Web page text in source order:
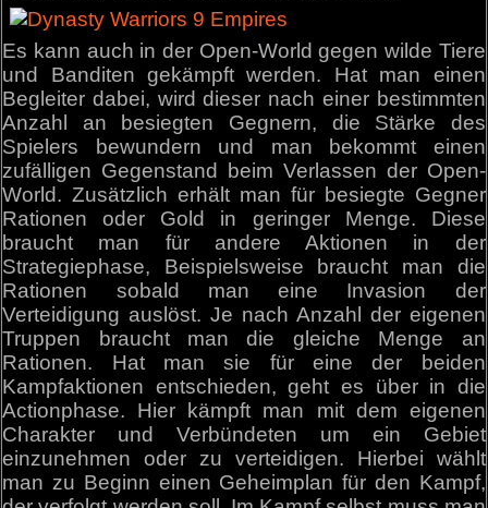
Es kann auch in der Open-World gegen wilde Tiere
und Banditen gekämpft werden. Hat man einen
Begleiter dabei, wird dieser nach einer bestimmten
Anzahl an besiegten Gegnern, die Stärke des
Spielers bewundern und man bekommt einen
zufälligen Gegenstand beim Verlassen der Open-
World. Zusätzlich erhält man für besiegte Gegner
Rationen oder Gold in geringer Menge. Diese
braucht man für andere Aktionen in der
Strategiephase, Beispielsweise braucht man die
Rationen sobald man eine Invasion der
Verteidigung auslöst. Je nach Anzahl der eigenen
Truppen braucht man die gleiche Menge an
Rationen. Hat man sie für eine der beiden
Kampfaktionen entschieden, geht es über in die
Actionphase. Hier kämpft man mit dem eigenen
Charakter und Verbündeten um ein Gebiet
einzunehmen oder zu verteidigen. Hierbei wählt
man zu Beginn einen Geheimplan für den Kampf,